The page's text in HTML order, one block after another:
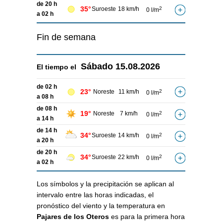
de 20 h
a 02 h
35°Suroeste 18 km/h 0 l/m2
Fin de semana
El tiempo el Sábado 15.08.2026
de 02 h
a 08 h
23° Noreste 11 km/h 0 l/m2
de 08 h
a 14 h
19° Noreste 7 km/h 0 l/m2
de 14 h
a 20 h
34°Suroeste 14 km/h 0 l/m2
de 20 h
a 02 h
34°Suroeste 22 km/h 0 l/m2
Los símbolos y la precipitación se aplican al
intervalo entre las horas indicadas, el
pronóstico del viento y la temperatura en
Pajares de los Oteros es para la primera hora